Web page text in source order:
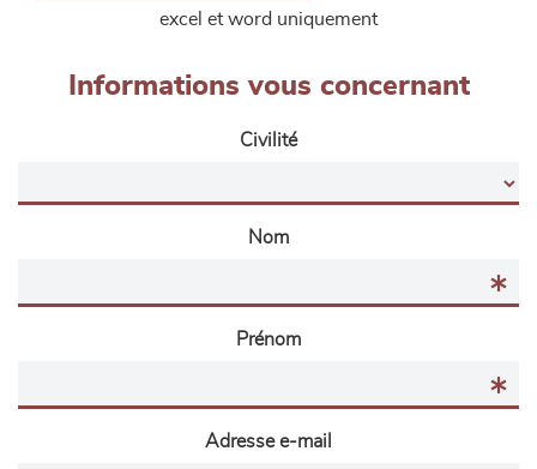
excel et word uniquement
Informations vous concernant
Civilité
Nom
Prénom
Adresse e-mail